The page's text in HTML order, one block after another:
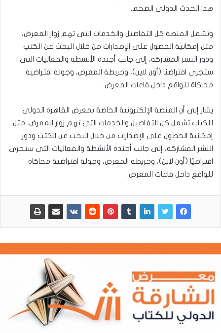
هذا الحدث الدولى الضخم.
وتشمل المنصة كل التفاصيل والخدمات التى تهم زوار المعرض،
مثل إمكانية الحصول على الإصدارات من خلال البحث عن الكتب
ودور النشر المشاركة، إلى جانب أجندة الأنشطة والفعاليات التى
ستجرى افتراضيًا (أون لاين)، وخريطة المعرض، وجولة افتراضية
محاكاة للواقع داخل قاعات المعرض.
يشار إلى أن المنصة الإلكترونية الخاصة بمعرض القاهرة الدولى
للكتاب تشمل كل التفاصيل والخدمات التى تهم زوار المعرض، مثل
إمكانية الحصول على الإصدارات من خلال البحث عن الكتب ودور
النشر المشاركة، إلى جانب أجندة الأنشطة والفعاليات التى ستجرى
افتراضيًا (أون لاين)، وخريطة المعرض، وجولة افتراضية محاكاة
للواقع داخل قاعات المعرض.